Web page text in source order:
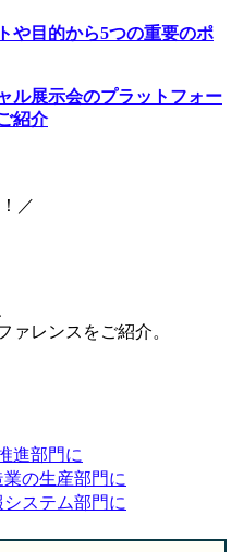
や目的から5つの重要のポ
ル展示会のプラットフォー
紹介
／
ァレンスをご紹介。
進部門に
の生産部門に
ステム部門に